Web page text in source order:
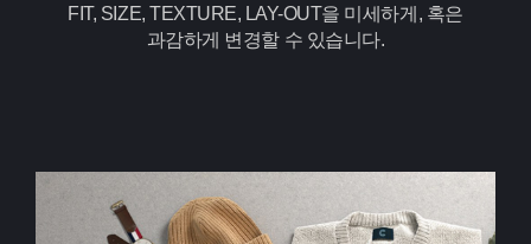
FIT, SIZE, TEXTURE, LAY-OUT을 미세하게, 혹은
과감하게 변경할 수 있습니다.